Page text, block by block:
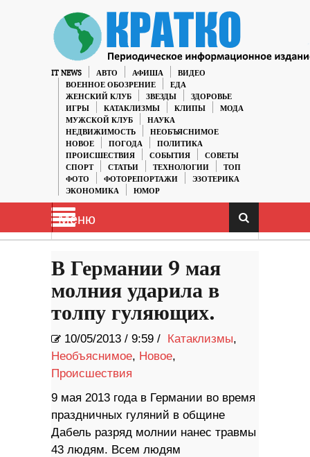
IT NEWS АВТО АФИША
ВИДЕО
ВОЕННОЕ ОБОЗРЕНИЕ
ЕДА
ЖЕНСКИЙ КЛУБ
ЗВЕЗДЫ
ЗДОРОВЬЕ
ИГРЫ
КАТАКЛИЗМЫ КЛИПЫ
МОДА
МУЖСКОЙ КЛУБ
НАУКА
НЕДВИЖИМОСТЬ
НЕОБЪЯСНИМОЕ
НОВОЕ
ПОГОДА
ПОЛИТИКА
ПРОИСШЕСТВИЯ
СОБЫТИЯ
СОВЕТЫ
СПОРТ
СТАТЬИ ТЕХНОЛОГИИ
ТОП
ФОТО
ФОТОРЕПОРТАЖИ
ЭЗОТЕРИКА
ЭКОНОМИКА
ЮМОР
Меню
В Германии 9 мая
молния ударила в
толпу гуляющих.
10/05/2013 / 9:59 / Катаклизмы,
Необъяснимое, Новое,
Происшествия
9 мая 2013 года в Германии во время
праздничных гуляний в общине
Дабель разряд молнии нанес травмы
43 людям. Всем людям